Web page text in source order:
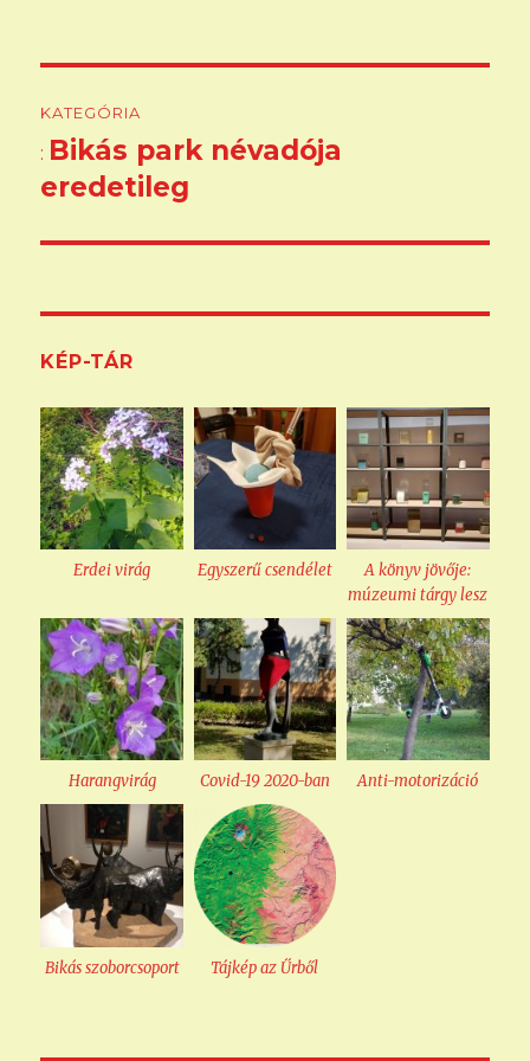
navigáció
KATEGÓRIA
: Bikás park névadója
eredetileg
KÉP-TÁR
Erdei virág Egyszerű csendélet
A könyv jövője:
múzeumi tárgy lesz
Harangvirág Covid-19 2020-ban Anti-motorizáció
Bikás szoborcsoport Tájkép az Űrből